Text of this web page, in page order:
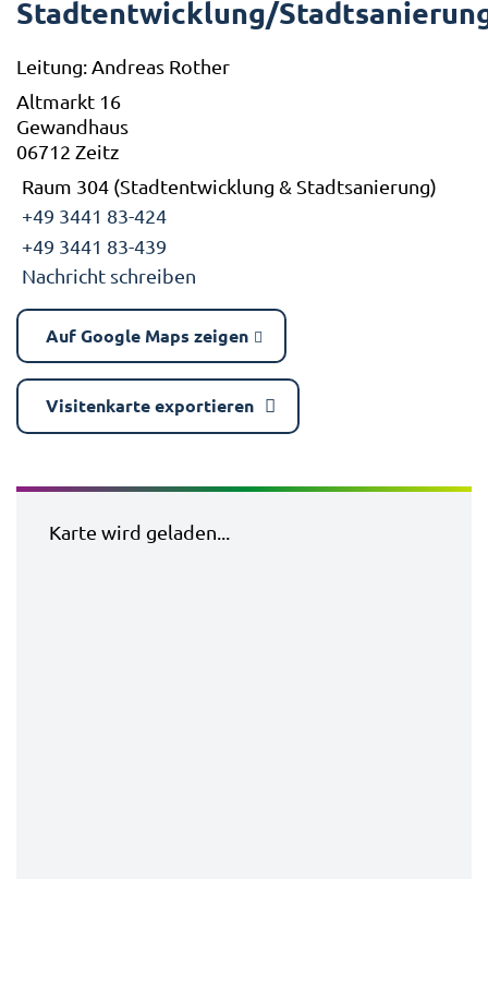
Stadtentwicklung/
Leitung: Andreas Rother
Altmarkt 16
Gewandhaus
06712 Zeitz
Raum 304 (Stadtentwicklung & Stadtsanierung)
+49 3441 83-424
+49 3441 83-439
Nachricht schreiben
Auf Google Maps zeigen
Visitenkarte exportieren
Karte wird geladen...